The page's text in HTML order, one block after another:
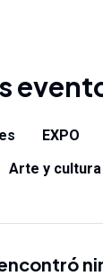
EXPO
Arte y cultura